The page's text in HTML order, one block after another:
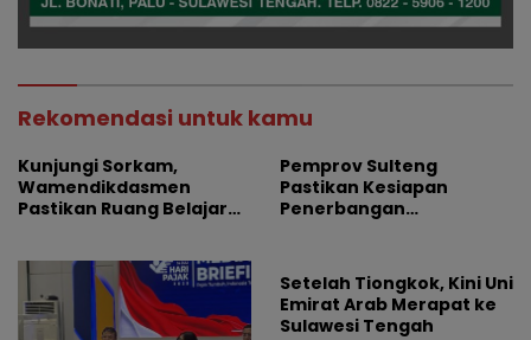
Rekomendasi untuk kamu
Kunjungi Sorkam,
Wamendikdasmen
Pastikan Ruang Belajar
Pemprov Sulteng
Pastikan Kesiapan
Penerbangan
Setelah Tiongkok, Kini Uni
Emirat Arab Merapat ke
Sulawesi Tengah